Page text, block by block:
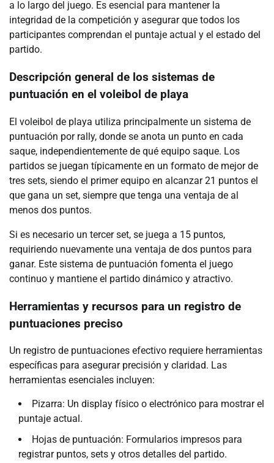
a lo largo del juego. Es esencial para mantener la
integridad de la competición y asegurar que todos los
participantes comprendan el puntaje actual y el estado del
partido.
Descripción general de los sistemas de
puntuación en el voleibol de playa
El voleibol de playa utiliza principalmente un sistema de
puntuación por rally, donde se anota un punto en cada
saque, independientemente de qué equipo saque. Los
partidos se juegan típicamente en un formato de mejor de
tres sets, siendo el primer equipo en alcanzar 21 puntos el
que gana un set, siempre que tenga una ventaja de al
menos dos puntos.
Si es necesario un tercer set, se juega a 15 puntos,
requiriendo nuevamente una ventaja de dos puntos para
ganar. Este sistema de puntuación fomenta el juego
continuo y mantiene el partido dinámico y atractivo.
Herramientas y recursos para un registro de
puntuaciones preciso
Un registro de puntuaciones efectivo requiere herramientas
específicas para asegurar precisión y claridad. Las
herramientas esenciales incluyen:
Pizarra: Un display físico o electrónico para mostrar el
puntaje actual.
Hojas de puntuación: Formularios impresos para
registrar puntos, sets y otros detalles del partido.